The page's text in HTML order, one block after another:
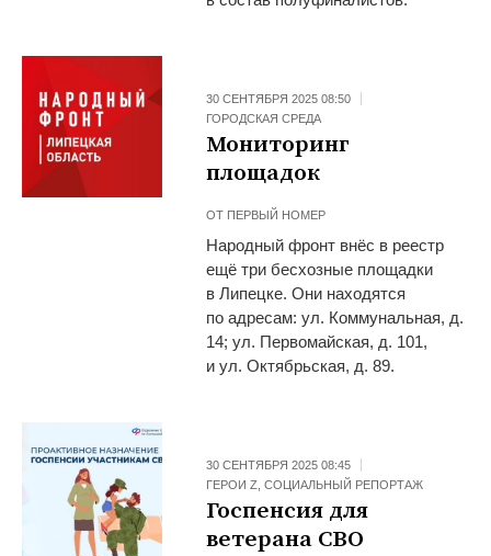
30 СЕНТЯБРЯ 2025 08:50
ГОРОДСКАЯ СРЕДА
Мониторинг
площадок
ОТ ПЕРВЫЙ НОМЕР
Народный фронт внёс в реестр
ещё три бесхозные площадки
в Липецке. Они находятся
по адресам: ул. Коммунальная, д.
14; ул. Первомайская, д. 101,
и ул. Октябрьская, д. 89.
30 СЕНТЯБРЯ 2025 08:45
ГЕРОИ Z,СОЦИАЛЬНЫЙ РЕПОРТАЖ
Госпенсия для
ветерана СВО